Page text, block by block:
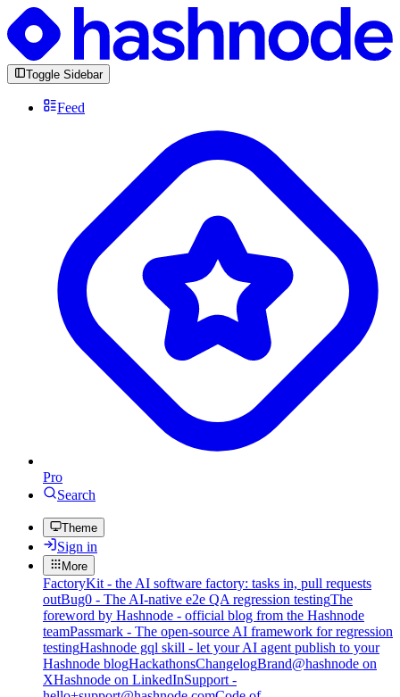
Toggle Sidebar
Feed
Pro
Search
Theme
Sign in
More
FactoryKit - the AI software factory: tasks in, pull requests
outBug0 - The AI-native e2e QA regression testingThe
foreword by Hashnode - official blog from the Hashnode
teamPassmark - The open-source AI framework for regression
testingHashnode gql skill - let your AI agent publish to your
Hashnode blogHackathonsChangelogBrand@hashnode on
XHashnode on LinkedInSupport -